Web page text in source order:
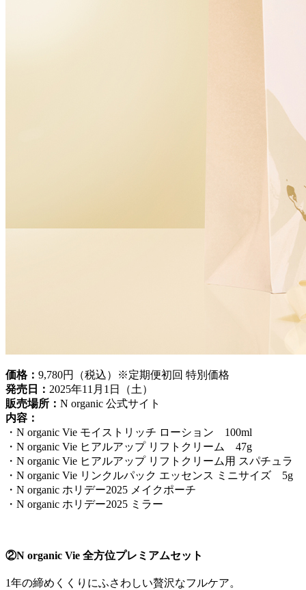
価格： 9,780円（税込）※定期便初回 特別価格
発売日： 2025年11月1日（土）
販売場所： N organic 公式サイト
内容：
・N organic Vie モイストリッチ ローション 100ml
・N organic Vie ヒアルアップ リフトクリーム 47g
・N organic Vie ヒアルアップ リフトクリーム用 スパチュラ
・N organic Vie リンクルパック エッセンス ミニサイズ 5g
・N organic ホリデー2025 メイクポーチ
・N organic ホリデー2025 ミラー
②N organic Vie 全方位プレミアムセット
1年の締めくくりにふさわしい贅沢なフルケア。